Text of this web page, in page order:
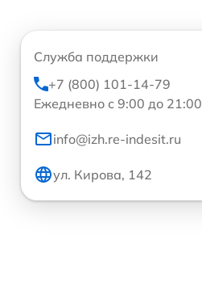
Служба поддержки
+7 (800) 101-14-79
Ежедневно с 9:00 до 21:00
info@izh.re-indesit.ru
ул. Кирова, 142